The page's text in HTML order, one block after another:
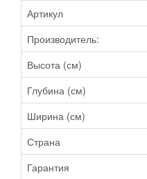
Артикул
Производитель:
Высота (см)
Глубина (см)
Ширина (см)
Страна
Гарантия